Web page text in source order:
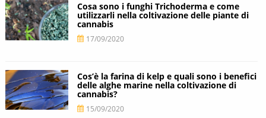
Cosa sono i funghi Trichoderma e come
utilizzarli nella coltivazione delle piante di
cannabis
17/09/2020
Cos’è la farina di kelp e quali sono i benefici
delle alghe marine nella coltivazione di
cannabis?
15/09/2020